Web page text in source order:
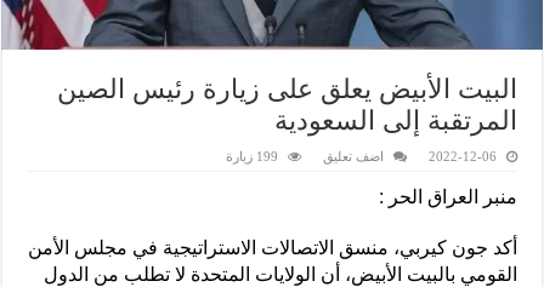
البيت الأبيض يعلق على زيارة رئيس الصين
المرتقبة إلى السعودية
2022-12-06 اضف تعليق 199 زيارة
منبر العراق الحر :
أكد جون كيربي، منسق الاتصالات الاستراتيجية في مجلس الأمن
القومي بالبيت الأبيض، أن الولايات المتحدة لا تطلب من الدول